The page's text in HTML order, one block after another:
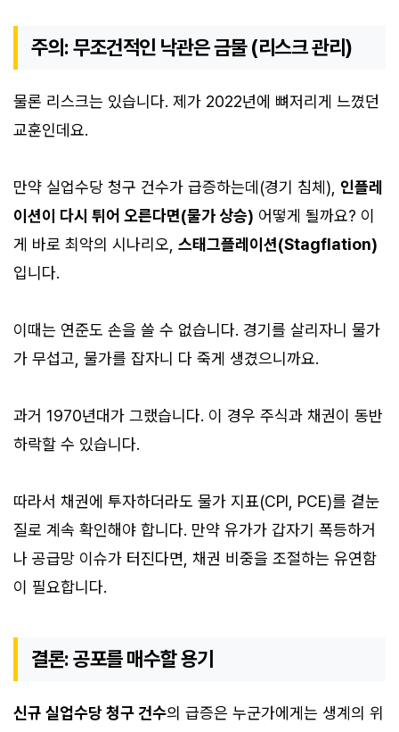
주의: 무조건적인 낙관은 금물 (리스크 관리)
물론 리스크는 있습니다. 제가 2022년에 뼈저리게 느꼈던
교훈인데요.
만약 실업수당 청구 건수가 급증하는데(경기 침체), 인플레
이션이 다시 튀어 오른다면(물가 상승) 어떻게 될까요? 이
게 바로 최악의 시나리오, 스태그플레이션(Stagflation)
입니다.
이때는 연준도 손을 쓸 수 없습니다. 경기를 살리자니 물가
가 무섭고, 물가를 잡자니 다 죽게 생겼으니까요.
과거 1970년대가 그랬습니다. 이 경우 주식과 채권이 동반
하락할 수 있습니다.
따라서 채권에 투자하더라도 물가 지표(CPI, PCE)를 곁눈
질로 계속 확인해야 합니다. 만약 유가가 갑자기 폭등하거
나 공급망 이슈가 터진다면, 채권 비중을 조절하는 유연함
이 필요합니다.
결론: 공포를 매수할 용기
신규 실업수당 청구 건수의 급증은 누군가에게는 생계의 위